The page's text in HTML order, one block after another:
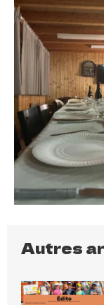
Autres